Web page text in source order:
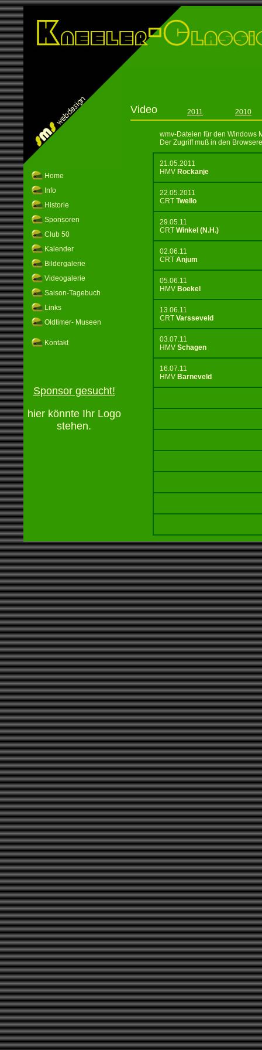
Home
Info
Historie
Sponsoren
Club 50
Kalender
Bildergalerie
Videogalerie
Saison-Tagebuch
Links
Oldtimer- Museen
Kontakt
Sponsor gesucht!
hier könnte Ihr Logo
stehen.
Video 2011 2010
wmv-Dateien für den Windows
Der Zugriff muß in den
21.05.2011
HMV Rockanje
22.05.2011
CRT Twello
29.05.11
CRT Winkel (N.H.)
02.06.11
CRT Anjum
05.06.11
HMV Boekel
13.06.11
CRT Varsseveld
03.07.11
HMV Schagen
16.07.11
HMV Barneveld